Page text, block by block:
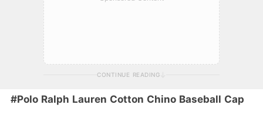
CONTINUE READING
#Polo Ralph Lauren Cotton Chino Baseball Cap